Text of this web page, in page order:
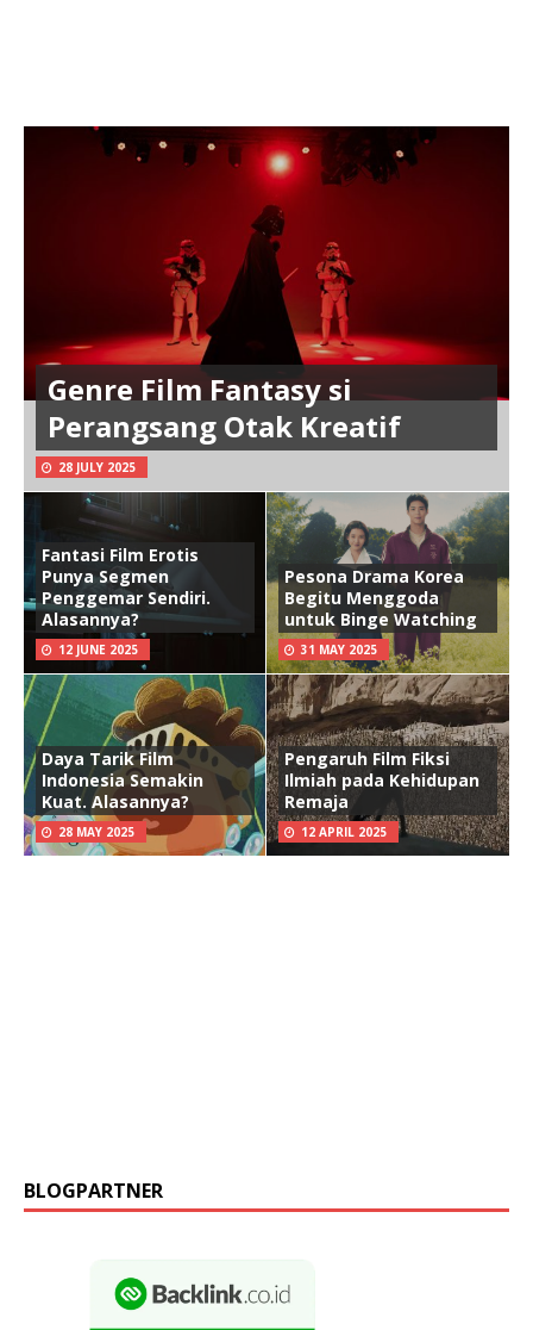
Genre Film Fantasy si
Perangsang Otak Kreatif
28 JULY 2025
Fantasi Film Erotis
Punya Segmen
Penggemar Sendiri.
Alasannya?
12 JUNE 2025
Pesona Drama Korea
Begitu Menggoda
untuk Binge Watching
31 MAY 2025
Daya Tarik Film
Indonesia Semakin
Kuat. Alasannya?
28 MAY 2025
Pengaruh Film Fiksi
Ilmiah pada Kehidupan
Remaja
12 APRIL 2025
BLOGPARTNER